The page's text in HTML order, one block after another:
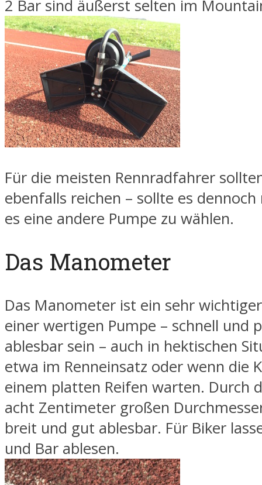
2 Bar sind äußerst selten im
Für die meisten Rennradfahrer
ebenfalls reichen – sollte es
es eine andere Pumpe zu wählen.
Das Manometer
Das Manometer ist ein sehr
einer wertigen Pumpe – schnell und
ablesbar sein – auch in hektischen
etwa im Renneinsatz oder wenn die
einem platten Reifen warten. Durch
acht Zentimeter großen
breit und gut ablesbar. Für Biker
und Bar ablesen.